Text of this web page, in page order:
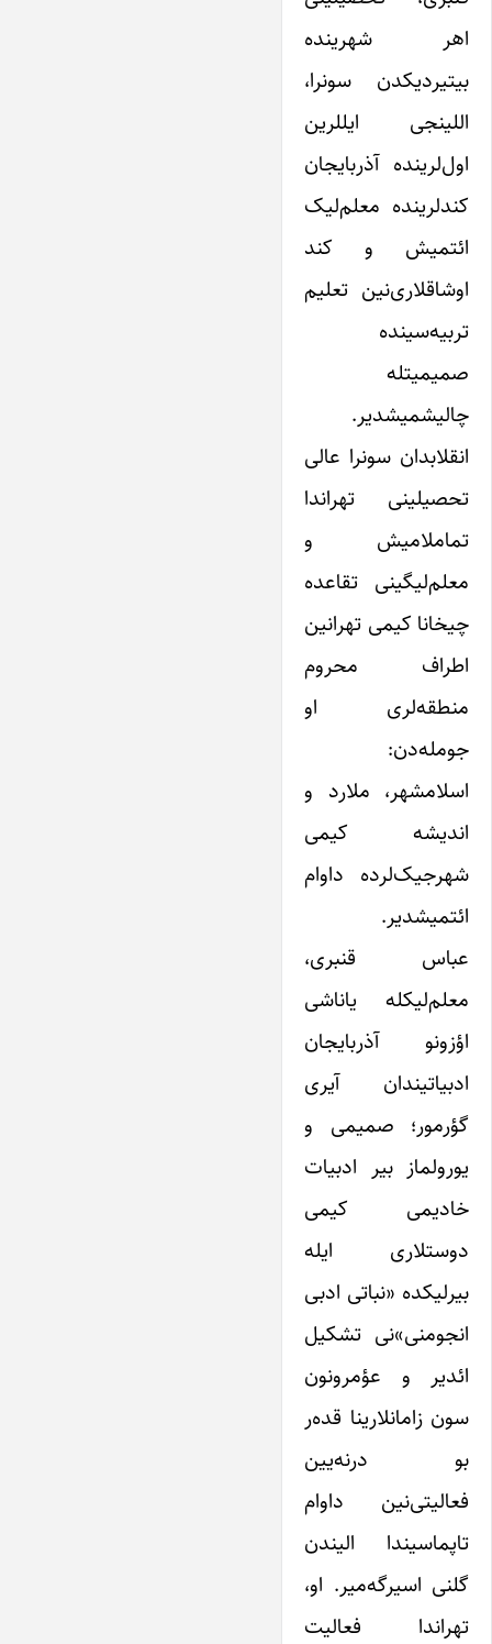
اهر شهرینده
بیتیردیکدن سونرا،
اللینجی ایللرین
اول‌لرینده آذربایجان
کندلرینده معلم‌لیک
ائتمیش و کند
اوشاقلاری‌نین تعلیم
تربیه‌سینده
صمیمیتله
چالیشمیشدیر.
انقلابدان سونرا عالی
تحصیلینی تهراندا
تماملامیش و
معلم‌لیگینی تقاعده
چیخانا کیمی تهرانین
اطراف محروم
منطقه‌لری او
جومله‌دن:
اسلامشهر، ملارد و
اندیشه کیمی
شهرجیک‌لرده داوام
ائتمیشدیر.
عباس قنبری،
معلم‌لیکله یاناشی
اؤزونو آذربایجان
ادبیاتیندان آیری
گؤرمور؛ صمیمی و
یورولماز بیر ادبیات
خادیمی کیمی
دوستلاری ایله
بیرلیکده «نباتی ادبی
انجومنی»نی تشکیل
ائدیر و عؤمرونون
سون زامانلارینا قده‌ر
بو درنه‌یین
فعالیتی‌نین داوام
تاپماسیندا الیندن
گلنی اسیرگه‌میر. او،
تهراندا فعالیت